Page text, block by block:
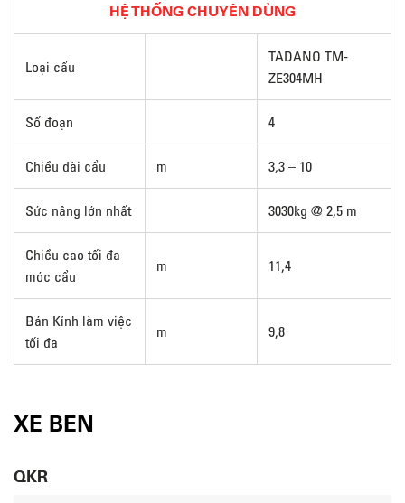
HỆ THỐNG CHUYÊN DÙNG
Loại cẩu
TADANO TM-
ZE304MH
Số đoạn 4
Chiều dài cẩu m 3,3 – 10
Sức nâng lớn nhất 3030kg @ 2,5 m
Chiều cao tối đa
móc cẩu
m 11,4
Bán Kính làm việc
tối đa
m 9,8
XE BEN
QKR